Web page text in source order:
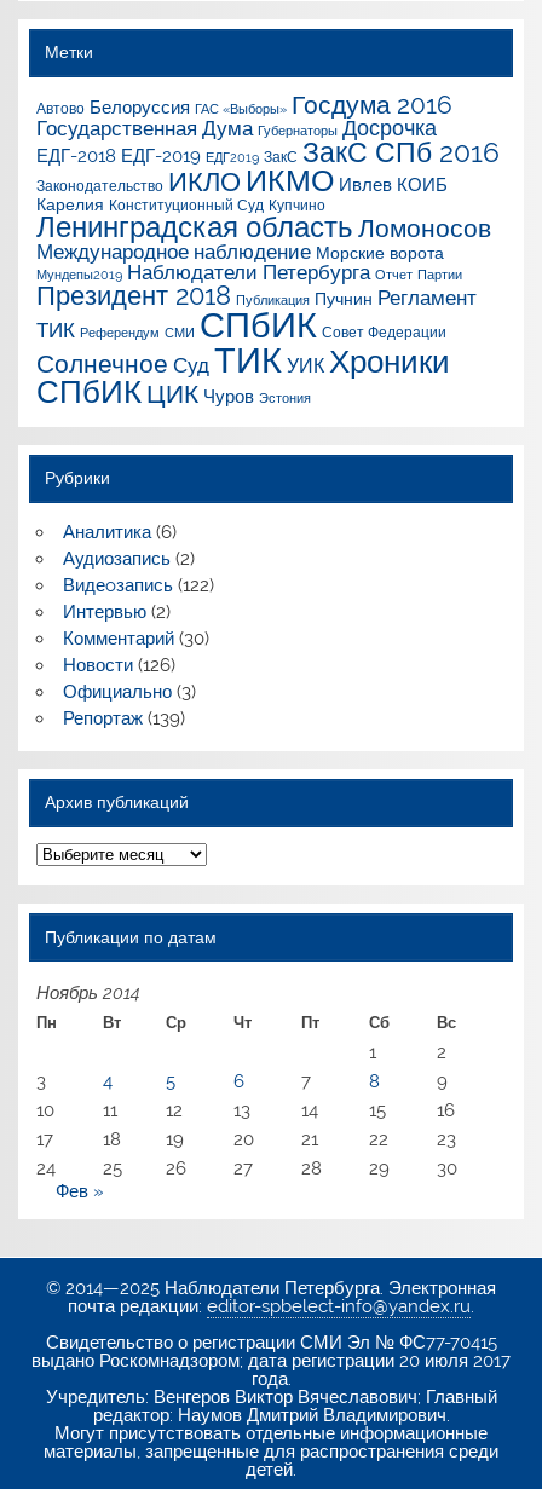
Метки
Автово Белоруссия ГАС «Выборы» Госдума 2016
Государственная Дума Губернаторы Досрочка
ЕДГ-2018 ЕДГ-2019 ЕДГ2019 ЗакС ЗакС СПб 2016
Законодательство ИКЛО ИКМО Ивлев КОИБ
Карелия Конституционный Суд Купчино
Ленинградская область Ломоносов
Международное наблюдение Морские ворота
Мундепы2019 Наблюдатели Петербурга Отчет Партии
Президент 2018 Публикация Пучнин Регламент
ТИК Референдум СМИ СПбИК Совет Федерации
Солнечное Суд ТИК УИК Хроники
СПбИК ЦИК Чуров Эстония
Рубрики
Аналитика(6)
Аудиозапись(2)
Видеoзапись(122)
Интервью(2)
Комментарий(30)
Новости(126)
Официально(3)
Репортаж(139)
Архив публикаций
Архив
публикаций
Публикации по датам
Ноябрь 2014
Пн Вт Ср Чт Пт Сб Вс
1
2
3
4 5 6 7 8
9
10
11 12 13 14 15
16
17
18 19 20 21 22
23
24
25 26 27 28 29
30
Фев »
© 2014—2025 Наблюдатели Петербурга. Электронная
почта редакции: editor-spbelect-info@yandex.ru.
Свидетельство о регистрации СМИ Эл № ФС77-70415
выдано Роскомнадзором; дата регистрации 20 июля 2017
года.
Учредитель: Венгеров Виктор Вячеславович; Главный
редактор: Наумов Дмитрий Владимирович.
Могут присутствовать отдельные информационные
материалы, запрещенные для распространения среди
детей.